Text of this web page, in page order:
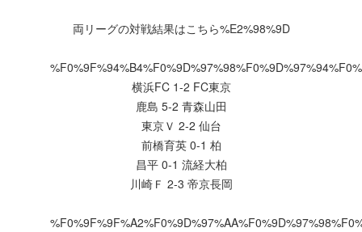
両リーグの対戦結果はこちら%E2%98%9D
横浜FC 1-2 FC東京
鹿島 5-2 青森山田
東京Ｖ 2-2 仙台
前橋育英 0-1 柏
昌平 0-1 流経大柏
川崎Ｆ 2-3 帝京長岡